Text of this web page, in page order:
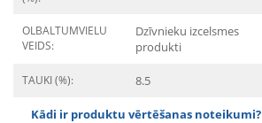
OLBALTUMVIELU
VEIDS:
Dzīvnieku izcelsmes
produkti
TAUKI (%): 8.5
Kādi ir produktu vērtēšanas noteikumi?